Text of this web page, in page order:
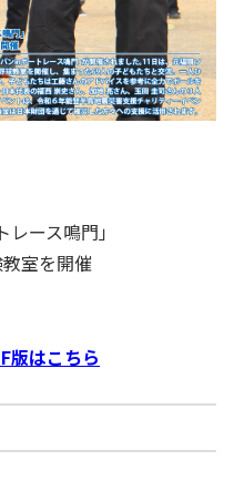
ース鳴門」
室を開催
版はこちら